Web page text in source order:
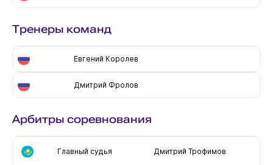
Тренеры команд
Евгений Королев
Дмитрий Фролов
Арбитры соревнования
Главный судья Дмитрий Трофимов